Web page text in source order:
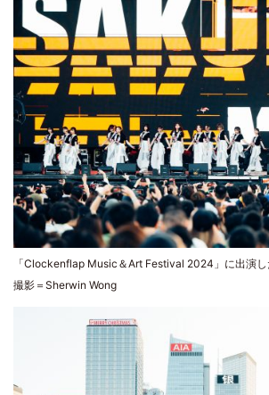
「Clockenflap Music＆Art Festival 2024」に出演
撮影＝Sherwin Wong